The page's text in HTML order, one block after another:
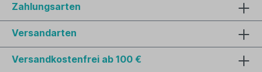
Zahlungsarten
Versandarten
Versandkostenfrei ab 100 €